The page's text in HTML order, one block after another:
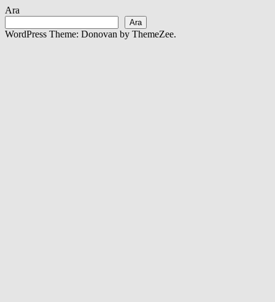
Ara
Ara
WordPress Theme: Donovan by ThemeZee.